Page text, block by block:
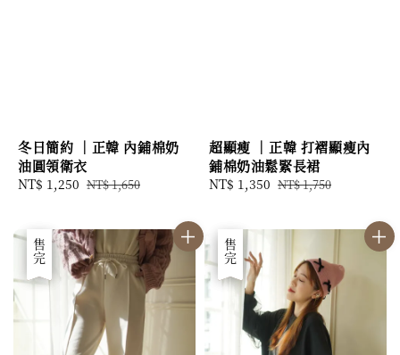
冬日簡約 ｜正韓 內鋪棉奶
油圓領衛衣
Sale
NT$ 1,250 Regular
NT$ 1,650
超顯瘦 ｜正韓 打褶顯瘦內
鋪棉奶油鬆緊長裙
Sale
NT$ 1,350 Regular
NT$ 1,750
優惠
售完 優惠
售完